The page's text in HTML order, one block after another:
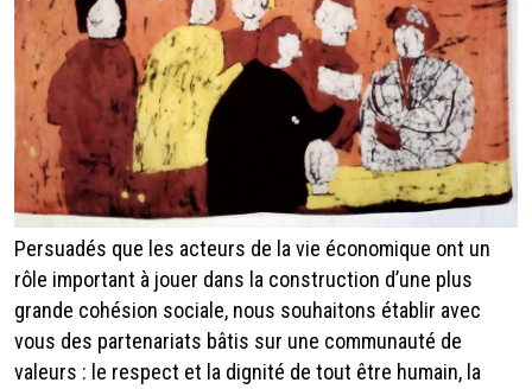
Persuadés que les acteurs de la vie économique ont un
rôle important à jouer dans la construction d’une plus
grande cohésion sociale, nous souhaitons établir avec
vous des partenariats bâtis sur une communauté de
valeurs : le respect et la dignité de tout être humain, la